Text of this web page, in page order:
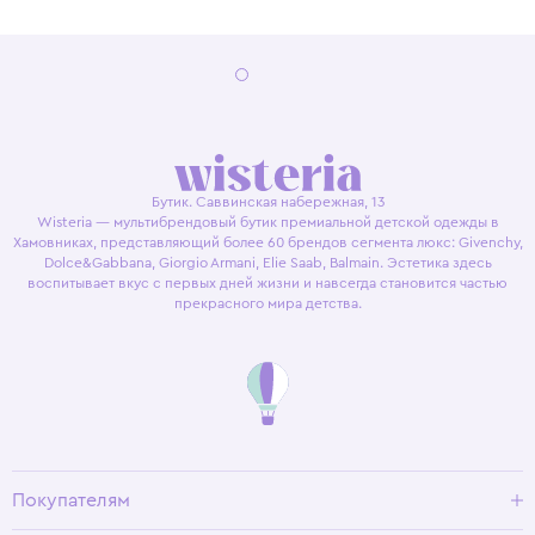
Бутик. Саввинская набережная, 13
Wisteria — мультибрендовый бутик премиальной детской одежды в
Хамовниках, представляющий более 60 брендов сегмента люкс: Givenchy,
Dolce&Gabbana, Giorgio Armani, Elie Saab, Balmain. Эстетика здесь
воспитывает вкус с первых дней жизни и навсегда становится частью
прекрасного мира детства.
Покупателям